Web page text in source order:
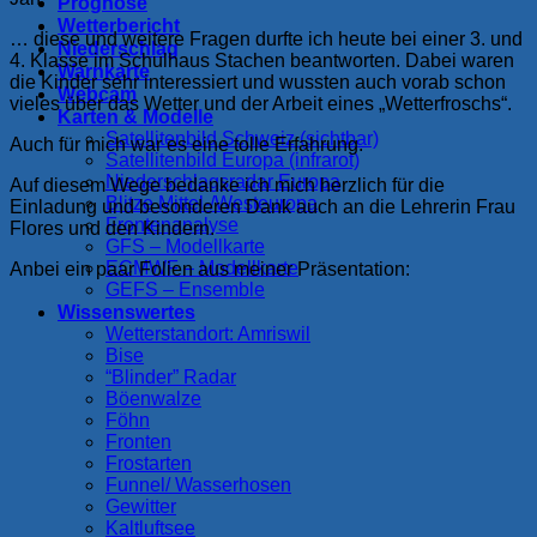
Wetterbericht
Niederschlag
Warnkarte
Webcam
Karten & Modelle
Satellitenbild Schweiz (sichtbar)
Satellitenbild Europa (infrarot)
Niederschlagsradar Europa
Blitze Mittel-/Westeuropa
Frontenanalyse
GFS – Modellkarte
ECMWF – Modellkarte
GEFS – Ensemble
Wissenswertes
Wetterstandort: Amriswil
Bise
“Blinder” Radar
Böenwalze
Föhn
Fronten
Frostarten
Funnel/ Wasserhosen
Gewitter
Kaltluftsee
… diese und weitere Fragen durfte ich heute bei einer 3. und
4. Klasse im Schulhaus Stachen beantworten. Dabei waren
die Kinder sehr interessiert und wussten auch vorab schon
vieles über das Wetter und der Arbeit eines „Wetterfroschs“.
Auch für mich war es eine tolle Erfahrung.
Auf diesem Wege bedanke ich mich herzlich für die
Einladung und besonderen Dank auch an die Lehrerin Frau
Flores und den Kindern.
Anbei ein paar Folien aus meiner Präsentation: